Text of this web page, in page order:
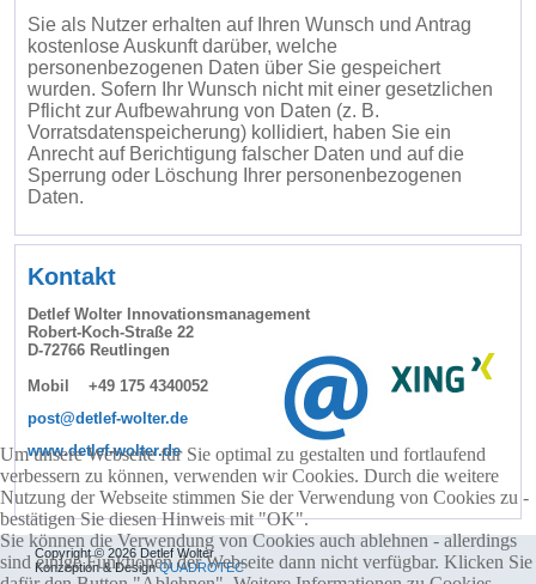
Sie als Nutzer erhalten auf Ihren Wunsch und Antrag
kostenlose Auskunft darüber, welche
personenbezogenen Daten über Sie gespeichert
wurden. Sofern Ihr Wunsch nicht mit einer gesetzlichen
Pflicht zur Aufbewahrung von Daten (z. B.
Vorratsdatenspeicherung) kollidiert, haben Sie ein
Anrecht auf Berichtigung falscher Daten und auf die
Sperrung oder Löschung Ihrer personenbezogenen
Daten.
Kontakt
Detlef Wolter Innovationsmanagement
Robert-Koch-Straße 22
D-72766 Reutlingen
Mobil +49 175 4340052
post@detlef-wolter.de
www.detlef-wolter.de
Copyright © 2026 Detlef Wolter
Konzeption & DesignQUADROTEC
Um unsere Webseite für Sie optimal zu gestalten und fortlaufend
verbessern zu können, verwenden wir Cookies. Durch die weitere
Nutzung der Webseite stimmen Sie der Verwendung von Cookies zu -
bestätigen Sie diesen Hinweis mit "OK".
Sie können die Verwendung von Cookies auch ablehnen - allerdings
sind einige Funktionen der Webseite dann nicht verfügbar. Klicken Sie